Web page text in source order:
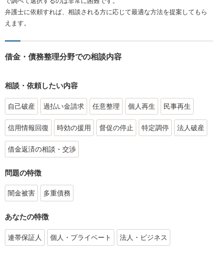
弁護士に依頼すれば、相談される方に応じて最適な方法を提案してもら
えます。
借金・債務整理分野での相談内容
相談・依頼したい内容
自己破産 過払い金請求 任意整理 個人再生 民事再生
信用情報回復 時効の援用 督促の停止 特定調停 法人破産
借金返済の相談・交渉
問題の特徴
闇金被害 多重債務
あなたの特徴
連帯保証人 個人・プライベート 法人・ビジネス